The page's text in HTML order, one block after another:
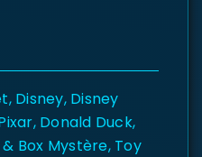
, Disney, Disney
, Donald Duck,
Box Mystère, Toy